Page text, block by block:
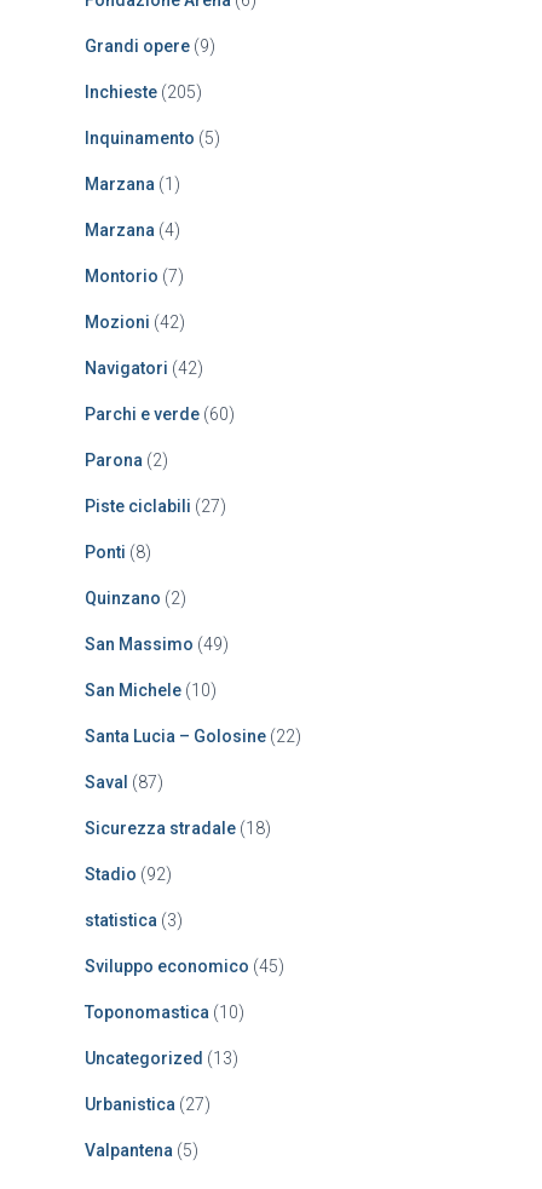
Grandi opere (9)
Inchieste (205)
Inquinamento (5)
Marzana (1)
Marzana (4)
Montorio (7)
Mozioni (42)
Navigatori (42)
Parchi e verde (60)
Parona (2)
Piste ciclabili (27)
Ponti (8)
Quinzano (2)
San Massimo (49)
San Michele (10)
Santa Lucia – Golosine (22)
Saval (87)
Sicurezza stradale (18)
Stadio (92)
statistica (3)
Sviluppo economico (45)
Toponomastica (10)
Uncategorized (13)
Urbanistica (27)
Valpantena (5)